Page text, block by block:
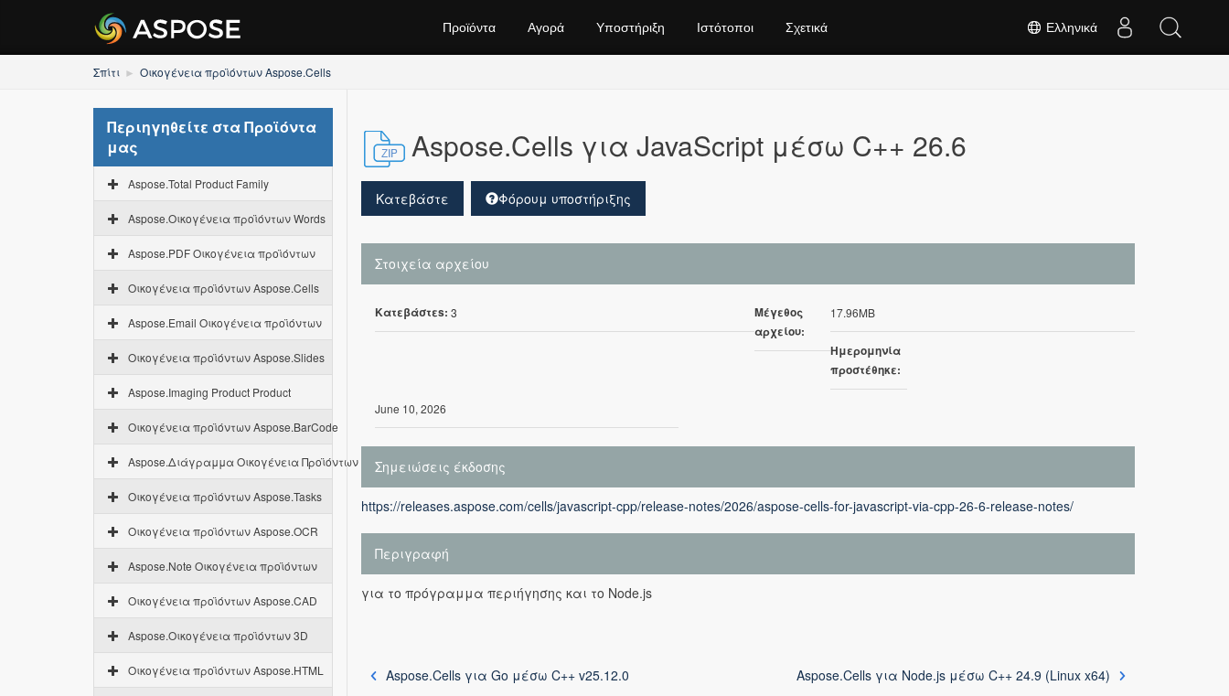
Ελληνικά
Προϊόντα Αγορά Υποστήριξη Ιστότοποι Σχετικά
Σπίτι Οικογένεια προϊόντων Aspose.Cells
Περιηγηθείτε στα Προϊόντα
μας
Aspose.Total Product Family
Aspose.Οικογένεια προϊόντων Words
Aspose.PDF Οικογένεια προϊόντων
Οικογένεια προϊόντων Aspose.Cells
Aspose.Email Οικογένεια προϊόντων
Οικογένεια προϊόντων Aspose.Slides
Aspose.Imaging Product Product
Οικογένεια προϊόντων Aspose.BarCode
Aspose.Διάγραμμα Οικογένεια Προϊόντων
Οικογένεια προϊόντων Aspose.Tasks
Οικογένεια προϊόντων Aspose.OCR
Aspose.Note Οικογένεια προϊόντων
Οικογένεια προϊόντων Aspose.CAD
Aspose.Οικογένεια προϊόντων 3D
Οικογένεια προϊόντων Aspose.HTML
Aspose.Cells για JavaScript μέσω C++ 26.6
Κατεβάστε Φόρουμ υποστήριξης
Στοιχεία αρχείου
Κατεβάστεs: 3
Μέγεθος
αρχείου:
17.96MB
Ημερομηνία
προστέθηκε:
June 10, 2026
Σημειώσεις έκδοσης
https://releases.aspose.com/cells/javascript-cpp/release-notes/2026/aspose-cells-for-javascript-via-cpp-26-6-release-notes/
Περιγραφή
για το πρόγραμμα περιήγησης και το Node.js
Aspose.Cells για Go μέσω C++ v25.12.0 Aspose.Cells για Node.js μέσω C++ 24.9 (Linux x64)